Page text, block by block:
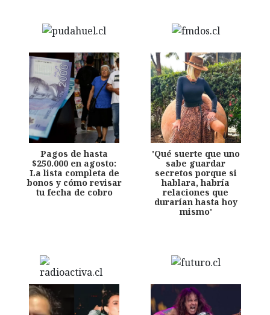
Pagos de hasta
$250.000 en agosto:
La lista completa de
bonos y cómo revisar
tu fecha de cobro
'Qué suerte que uno
sabe guardar
secretos porque si
hablara, habría
relaciones que
durarían hasta hoy
mismo'